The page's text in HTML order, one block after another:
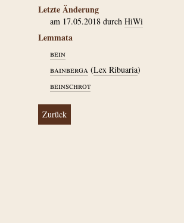
Letzte Änderung
am 17.05.2018 durch HiWi
Lemmata
bein
bainberga (Lex Ribuaria)
beinschrot
Zurück